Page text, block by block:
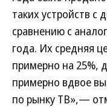
таких устройств
сравнению с
года. Их средняя
примерно на 25%,
примерно вдвое
по рынку ТВ»,—